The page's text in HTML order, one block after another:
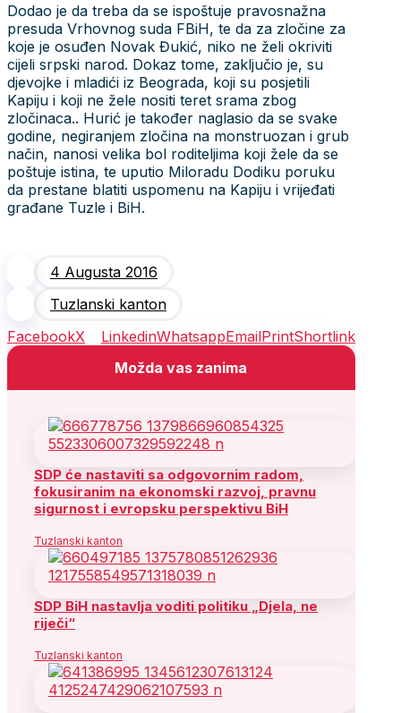
Dodao je da treba da se ispoštuje pravosnažna
presuda Vrhovnog suda FBiH, te da za zločine za
koje je osuđen Novak Đukić, niko ne želi okriviti
cijeli srpski narod. Dokaz tome, zaključio je, su
djevojke i mladići iz Beograda, koji su posjetili
Kapiju i koji ne žele nositi teret srama zbog
zločinaca.. Hurić je također naglasio da se svake
godine, negiranjem zločina na monstruozan i grub
način, nanosi velika bol roditeljima koji žele da se
poštuje istina, te uputio Miloradu Dodiku poruku
da prestane blatiti uspomenu na Kapiju i vrijeđati
građane Tuzle i BiH.
4 Augusta 2016
Tuzlanski kanton
FacebookX LinkedinWhatsappEmailPrintShortlink
Možda vas zanima
SDP će nastaviti sa odgovornim radom,
fokusiranim na ekonomski razvoj, pravnu
sigurnost i evropsku perspektivu BiH
Tuzlanski kanton
SDP BiH nastavlja voditi politiku „Djela, ne
riječi“
Tuzlanski kanton